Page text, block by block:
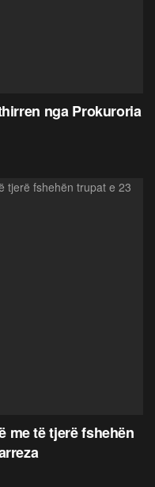
nga Prokuroria
me të tjerë fshehën